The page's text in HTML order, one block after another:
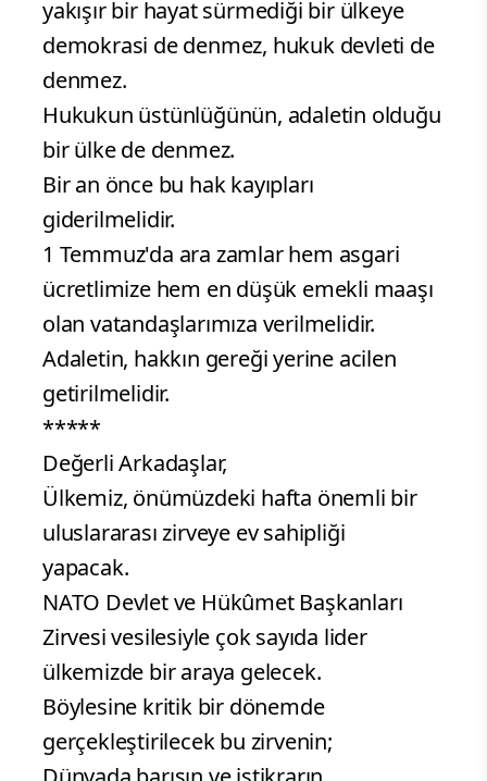
yakışır bir hayat sürmediği bir ülkeye
demokrasi de denmez, hukuk devleti de
denmez.
Hukukun üstünlüğünün, adaletin olduğu
bir ülke de denmez.
Bir an önce bu hak kayıpları
giderilmelidir.
1 Temmuz'da ara zamlar hem asgari
ücretlimize hem en düşük emekli maaşı
olan vatandaşlarımıza verilmelidir.
Adaletin, hakkın gereği yerine acilen
getirilmelidir.
*****
Değerli Arkadaşlar,
Ülkemiz, önümüzdeki hafta önemli bir
uluslararası zirveye ev sahipliği
yapacak.
NATO Devlet ve Hükûmet Başkanları
Zirvesi vesilesiyle çok sayıda lider
ülkemizde bir araya gelecek.
Böylesine kritik bir dönemde
gerçekleştirilecek bu zirvenin;